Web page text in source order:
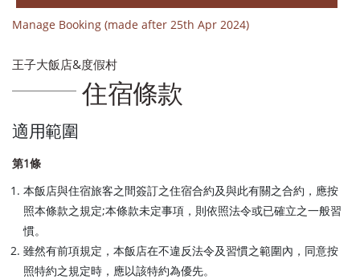
Manage Booking (made after 25th Apr 2024)
王子大飯店&度假村
住宿條款
適用範圍
第1條
本飯店與住宿旅客之間簽訂之住宿合約及與此有關之合約，應按
照本條款之規定;本條款未定事項，則依照法令或已確立之一般習
慣。
雖然有前項規定，本飯店在不違反法令及習慣之範圍內，同意按
照特約之規定時，應以該特約為優先。